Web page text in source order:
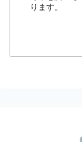
ります。